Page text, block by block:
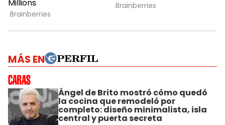
MÁS EN
Ángel de Brito mostró cómo quedó
la cocina que remodeló por
completo: diseño minimalista, isla
central y puerta secreta